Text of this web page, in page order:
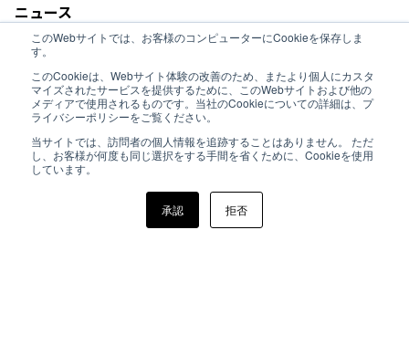
このWebサイトでは、お客様のコンピューターにCookieを保存しま
す。
このCookieは、Webサイト体験の改善のため、またより個人にカスタ
マイズされたサービスを提供するために、このWebサイトおよび他の
メディアで使用されるものです。当社のCookieについての詳細は、プ
ライバシーポリシーをご覧ください。
当サイトでは、訪問者の個人情報を追跡することはありません。 ただ
し、お客様が何度も同じ選択をする手間を省くために、Cookieを使用
しています。
承認 拒否
ニュース
Sutrix Groupサイト
お問い合わせ
プライバシーポリシー
Sutrix Solutions Japan 合同会社